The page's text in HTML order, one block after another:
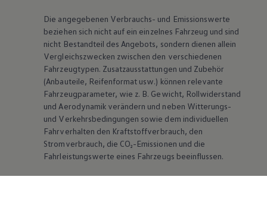
Die angegebenen Verbrauchs- und Emissionswerte
beziehen sich nicht auf ein einzelnes Fahrzeug und sind
nicht Bestandteil des Angebots, sondern dienen allein
Vergleichszwecken zwischen den verschiedenen
Fahrzeugtypen. Zusatzausstattungen und Zubehör
(Anbauteile, Reifenformat usw.) können relevante
Fahrzeugparameter, wie z. B. Gewicht, Rollwiderstand
und Aerodynamik verändern und neben Witterungs-
und Verkehrsbedingungen sowie dem individuellen
Fahrverhalten den Kraftstoffverbrauch, den
Stromverbrauch, die CO₂-Emissionen und die
Fahrleistungswerte eines Fahrzeugs beeinflussen.